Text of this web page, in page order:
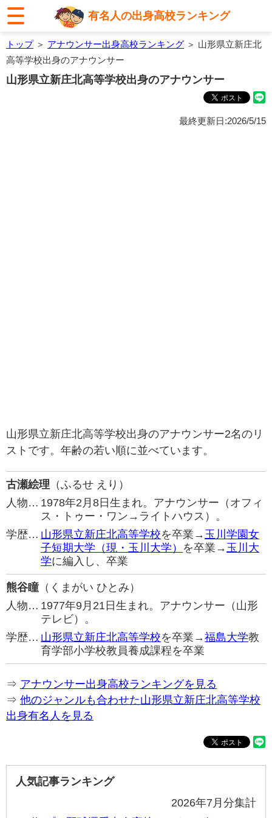
有名人の出身高校ランキング
トップ＞ アナウンサー出身高校ランキング ＞ 山形県立新庄北
高等学校出身のアナウンサー
山形県立新庄北高等学校出身のアナウンサー
最終更新日:2026/5/15
山形県立新庄北高等学校出身のアナウンサー2名のリ
ストです。年齢の若い順に並べています。
古瀬絵理 （ふるせ えり）
人物… 1978年2月8日生まれ。アナウンサー（オフィ
ス・トゥー・ワン→ライトハウス）。
学歴… 山形県立新庄北高等学校を卒業→ 玉川学園女
子短期大学（現・玉川大学） を卒業→ 玉川大
学に編入し、卒業
熊谷瞳 （くまがい ひとみ）
人物… 1977年9月21日生まれ。アナウンサー（山形
テレビ）。
学歴… 山形県立新庄北高等学校を卒業→福島大学教
育学部小学校教員養成課程を卒業
⇒ アナウンサー出身高校ランキングを見る
⇒ 他のジャンルも合わせた山形県立新庄北高等学校
出身有名人を見る
人気記事ランキング
2026年7月分集計